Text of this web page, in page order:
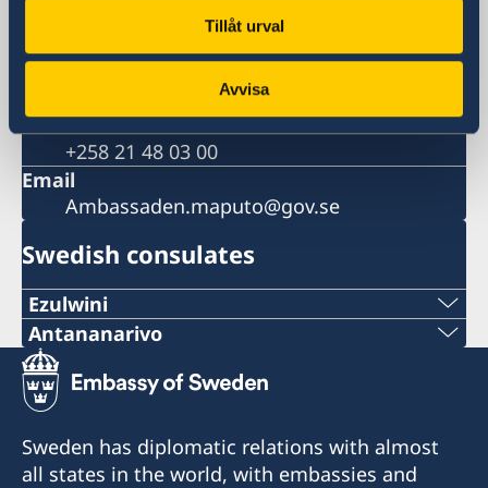
Tillåt urval
Avvisa
Embassy of Sweden
Maputo
Switchboard
+258 21 48 03 00
Email
Ambassaden.maputo@gov.se
Swedish consulates
Ezulwini
Telephone
+268 2416-1156
swedishconsulate.eswatini@gmail.com
Antananarivo
Mobile & Whatsapp
+261 32 69 449 06
E-mail
Sweden has diplomatic relations with almost
all states in the world, with embassies and